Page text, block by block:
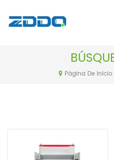
Página De Inicio